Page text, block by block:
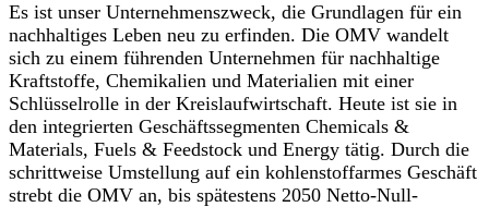
Es ist unser Unternehmenszweck, die Grundlagen für ein
nachhaltiges Leben neu zu erfinden. Die OMV wandelt
sich zu einem führenden Unternehmen für nachhaltige
Kraftstoffe, Chemikalien und Materialien mit einer
Schlüsselrolle in der Kreislaufwirtschaft. Heute ist sie in
den integrierten Geschäftssegmenten Chemicals &
Materials, Fuels & Feedstock und Energy tätig. Durch die
schrittweise Umstellung auf ein kohlenstoffarmes Geschäft
strebt die OMV an, bis spätestens 2050 Netto-Null-